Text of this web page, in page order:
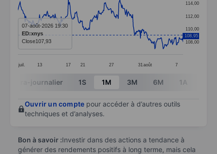
Line chart with 299 data points.
The chart has 1 X axis displaying categories.
The chart has 1 Y axis displaying values. Data
juil. 13 17 21 27 31 août 7
108,00
110,00
112,00
114,00
108,95
07-août-2026 19:30
ED:xnys
Close107,93
End of interactive chart.
Intra-journalier 1S 1M 3M 6M 1A
Ouvrir un compte pour accéder à d’autres outils
techniques et d’analyses.
Bon à savoir :Investir dans des actions a tendance à
générer des rendements positifs à long terme, mais cela